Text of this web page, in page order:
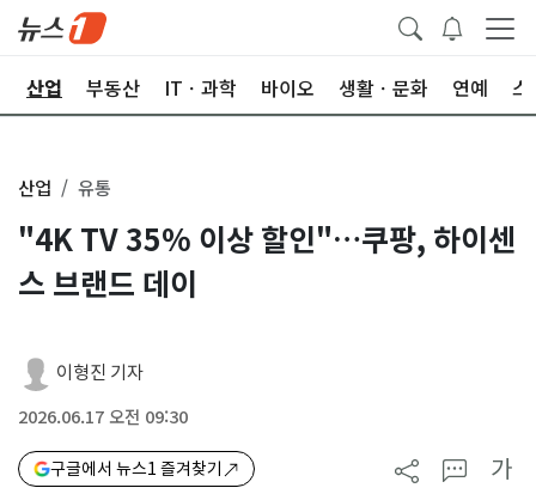
산업 부동산 ITㆍ과학 바이오 생활ㆍ문화 연예 스
산업 유통
"4K TV 35% 이상 할인"…쿠팡, 하이센
스 브랜드 데이
이형진 기자
2026.06.17 오전 09:30
구글에서 뉴스1 즐겨찾기 가